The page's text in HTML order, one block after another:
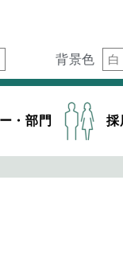
背景色 白
・部門 採